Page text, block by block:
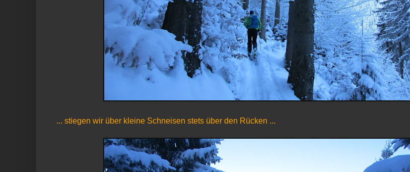
... stiegen wir über kleine Schneisen stets über den Rücken ...